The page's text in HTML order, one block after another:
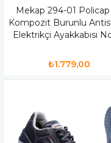
Mekap 294-01 Policap
Kompozit Burunlu
Elektrikçi Ayakkabısı
₺1.779,00